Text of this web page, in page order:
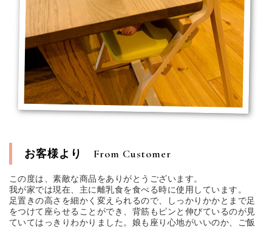
お客様より From Customer
この度は、素敵な商品をありがとうございます。
我が家では現在、主に離乳食を食べる時に使用しています。
足置きの高さを細かく変えられるので、しっかりかかとまで足
をつけて座らせることができ、背筋もピンと伸びているのが見
ていてはっきりわかりました。娘も座り心地がいいのか、ご飯